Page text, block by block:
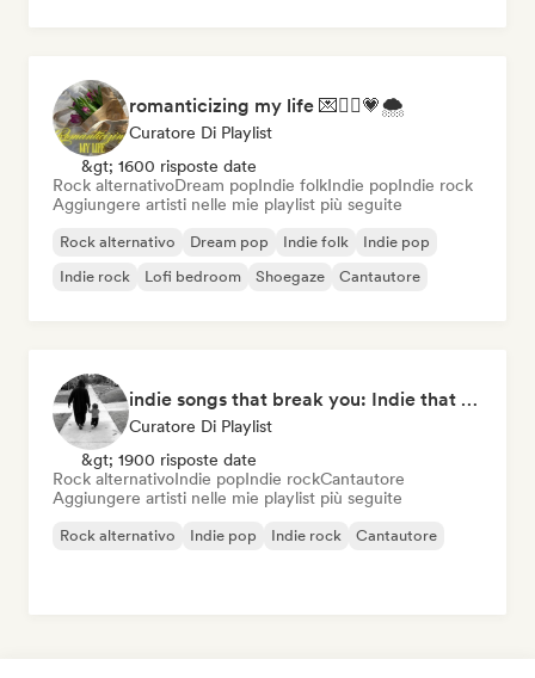
romanticizing my life 💌🧚‍♀️💗🌨
Curatore Di Playlist
&gt; 1600 risposte date
Rock alternativoDream popIndie folkIndie popIndie rock
Aggiungere artisti nelle mie playlist più seguite
Rock alternativo Dream pop Indie folk
Indie pop
Indie rock
Lofi bedroom Shoegaze Cantautore
indie songs that break you: Indie that hits deep
Curatore Di Playlist
&gt; 1900 risposte date
Rock alternativoIndie popIndie rockCantautore
Aggiungere artisti nelle mie playlist più seguite
Rock alternativo Indie pop Indie rock Cantautore